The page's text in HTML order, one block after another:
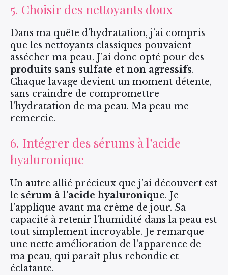
5. Choisir des nettoyants doux
Dans ma quête d’hydratation, j’ai compris
que les nettoyants classiques pouvaient
assécher ma peau. J’ai donc opté pour des
produits sans sulfate et non agressifs.
Chaque lavage devient un moment détente,
sans craindre de compromettre
l’hydratation de ma peau. Ma peau me
remercie.
6. Intégrer des sérums à l’acide
hyaluronique
Un autre allié précieux que j’ai découvert est
le sérum à l’acide hyaluronique. Je
l’applique avant ma crème de jour. Sa
capacité à retenir l’humidité dans la peau est
tout simplement incroyable. Je remarque
une nette amélioration de l’apparence de
ma peau, qui paraît plus rebondie et
éclatante.